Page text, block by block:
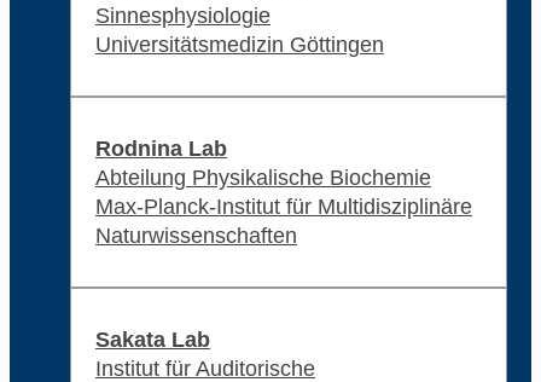
Sinnesphysiologie
Universitätsmedizin Göttingen
Rodnina Lab
Abteilung Physikalische Biochemie
Max-Planck-Institut für Multidisziplinäre
Naturwissenschaften
Sakata Lab
Institut für Auditorische